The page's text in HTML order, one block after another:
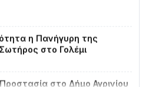
στο Γολέμι